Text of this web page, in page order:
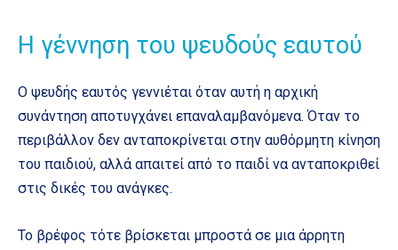
Η γέννηση του ψευδούς εαυτού
Ο ψευδής εαυτός γεννιέται όταν αυτή η αρχική
συνάντηση αποτυγχάνει επαναλαμβανόμενα. Όταν το
περιβάλλον δεν ανταποκρίνεται στην αυθόρμητη κίνηση
του παιδιού, αλλά απαιτεί από το παιδί να ανταποκριθεί
στις δικές του ανάγκες.
Το βρέφος τότε βρίσκεται μπροστά σε μια άρρητη